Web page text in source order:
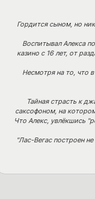
Гордится сыном, но
Воспитывал Алекса
казино с 16 лет, от
Несмотря на то, что
Тайная страсть к
саксофоном, на
Что Алекс, увлёкшись
"Лас-Вегас построен